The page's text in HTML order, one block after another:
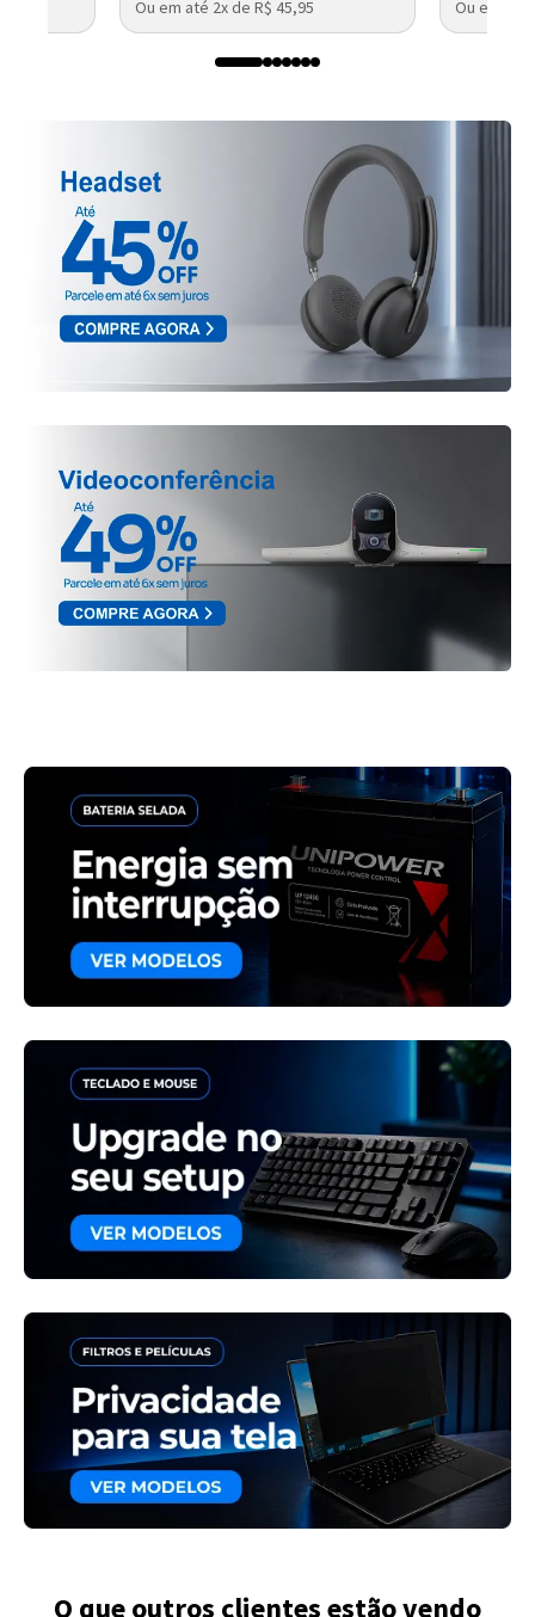
Ou em até 2x de R$ 45,95 Ou em até
O que outros clientes estão vendo